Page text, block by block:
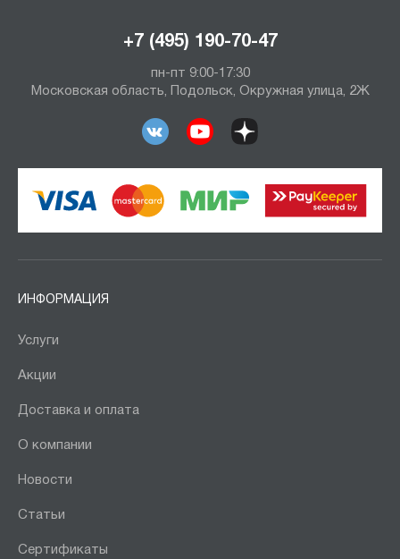
+7 (495) 190-70-47
пн-пт 9:00-17:30
Московская область, Подольск, Окружная улица, 2Ж
ИНФОРМАЦИЯ
Услуги
Акции
Доставка и оплата
О компании
Новости
Статьи
Сертификаты